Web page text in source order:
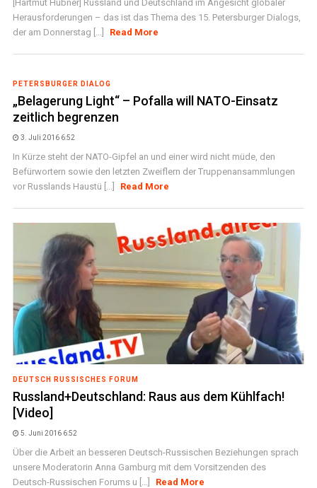
[Hartmut Hübner] Russland und Deutschland im Angesicht globaler
Herausforderungen – das ist das Thema des 15. Petersburger Dialogs,
der am Donnerstag [...]
Read More
PETERSBURGER DIALOG
„Belagerung Light“ – Pofalla will NATO-Einsatz
zeitlich begrenzen
3. Juli 2016 6:52
In Kürze steht der NATO-Gipfel an und einer wird nicht müde, den
Befürwortern sowie den letzten Zweiflern der Truppenansammlungen
vor Russlands Haustü [...]
Read More
DEUTSCH RUSSISCHES FORUM
Russland+Deutschland: Raus aus dem Kühlfach!
[Video]
5. Juni 2016 6:52
Über die Arbeit an besseren Deutsch-Russischen Beziehungen sprach
unsere Moderatorin Anna Gamburg mit dem Vorsitzenden des
Deutsch-Russischen Forums u [...]
Read More